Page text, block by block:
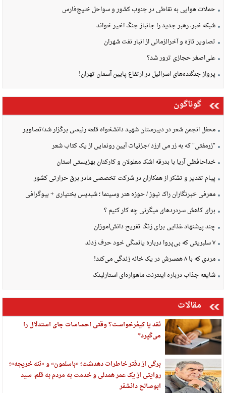
حملات هوایی به نقاطی در جنوب کشور و سواحل خلیج‌فارس
شبکه خبر، رهبر جدید را جانباز جنگ اخیر خواند
تصاویر تازه و آخرالزمانی از انبار نفت شهران
علی‌اصغر حجازی ترور شد؟
پرواز جنگنده‌های اسرائیل در ارتفاع پایین آسمان تهران!
گوناگون
محفل انجمن شعر در دبیرستان شهید دانشخواه قلعه رئیسی برگزار شد/تصاویر
"زرمفتی" که به زر می ارزد /جزئیات آیین رونمایی از یک کتاب شعر
خداحافظی آریا با بدرقه اشک معلولان و کارکنان بهزیستی استان
پیام تقدیر و تشکر از همکاران در شرکت تخصصی مادر برق حرارتی کشور
معرفی خبرنگاران راک نیوز / حوزه هنر وسینما ؛ شبدیس بختیاری + بیوگرافی
برای کاهش سردردهای میگرنی چه کار کنیم ؟
چند پیشنهاد غذایی برای زنگ تفریح دانش‌آموزان
۷ سلبریتی که بی‌پروا درباره یائسگی خود حرف زدند
مردی که با ۸ همسرش در یک خانه زندگی می‌کند!
شایعه جذاب درباره اینترنت ماهواره‌ای استارلینک
مقالات
نقد یا کیفرخواست؟ وقتی احساسات جای استدلال را
می‌گیرد*
برگی از دفتر خاطرات دهدشت؛ «باسلمون» و «ننه خریجه»؛
روایتی از یک عمر همدلی و خدمت به مردم به قلم: سید
ابوصالح دانشفر